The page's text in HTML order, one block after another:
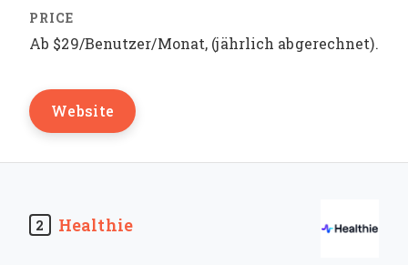
Ab $29/Benutzer/Monat, (jährlich abgerechnet).
Website
2 Healthie